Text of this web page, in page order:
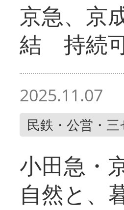
京急、京
結 持続
2025.11.07
民鉄・公営・三
小田急・
自然と、